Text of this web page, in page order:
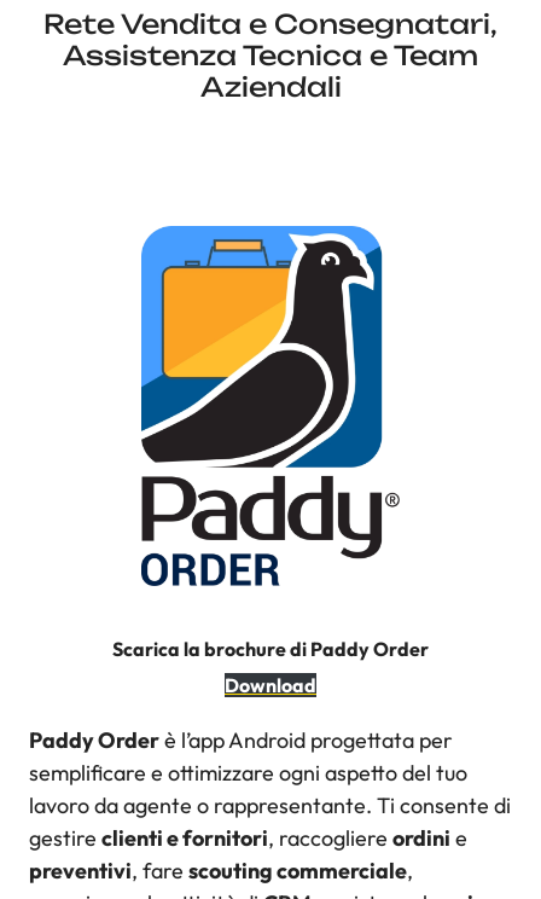
Rete Vendita e Consegnatari,
Assistenza Tecnica e Team
Aziendali
Scarica la brochure di Paddy Order
Download
Paddy Orderè l’app Android progettata per
semplificare e ottimizzare ogni aspetto del tuo
lavoro da agente o rappresentante. Ti consente di
gestire clienti e fornitori, raccogliere ordini e
preventivi, fare scouting commerciale,